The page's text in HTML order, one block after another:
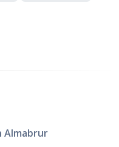
Almabrur